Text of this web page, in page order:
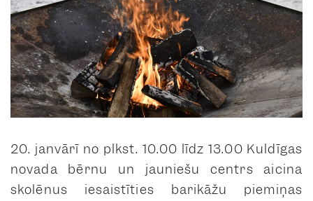
20. janvārī no plkst. 10.00 līdz 13.00 Kuldīgas
novada bērnu un jauniešu centrs aicina
skolēnus iesaistīties barikāžu piemiņas